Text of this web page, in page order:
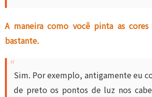
A maneira como você pinta as
bastante.
Sim. Por exemplo, antigamente eu
de preto os pontos de luz nos